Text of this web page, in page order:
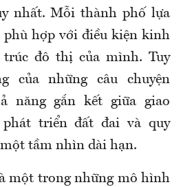
nhất. Mỗi thành phố lựa
hợp với điều kiện kinh
trúc đô thị của mình. Tuy
của những câu chuyện
năng gắn kết giữa giao
phát triển đất đai và quy
tầm nhìn dài hạn.
một trong những mô hình